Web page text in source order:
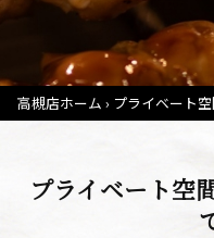
高槻店ホーム プライベート
プライベート空